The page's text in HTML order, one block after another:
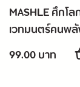
MASHLE ศึกโล
เวทมนตร์คนพ
กล้าม เล่ม 15
99.00 บาท